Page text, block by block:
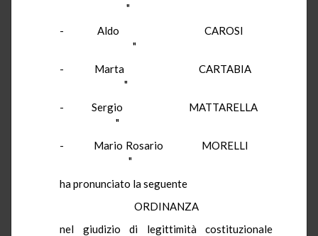
"
- Aldo CAROSI
"
- Marta CARTABIA
"
- Sergio MATTARELLA
"
- Mario Rosario MORELLI
"
ha pronunciato la seguente
ORDINANZA
nel giudizio di legittimità costituzionale